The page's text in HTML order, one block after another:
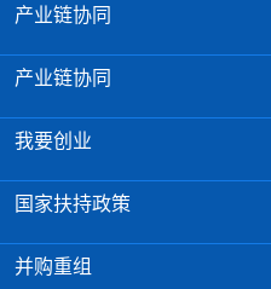
产业链协同
产业链协同
我要创业
国家扶持政策
并购重组